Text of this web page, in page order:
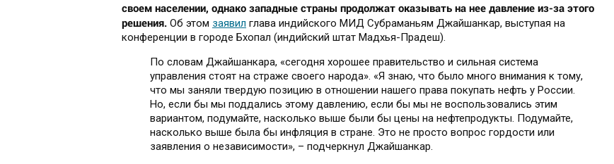
своем населении, однако западные страны продолжат оказывать на нее давление из-за этого
решения. Об этом заявил глава индийского МИД Субраманьям Джайшанкар, выступая на
конференции в городе Бхопал (индийский штат Мадхья-Прадеш).
По словам Джайшанкара, «сегодня хорошее правительство и сильная система
управления стоят на страже своего народа». «Я знаю, что было много внимания к тому,
что мы заняли твердую позицию в отношении нашего права покупать нефть у России.
Но, если бы мы поддались этому давлению, если бы мы не воспользовались этим
вариантом, подумайте, насколько выше были бы цены на нефтепродукты. Подумайте,
насколько выше была бы инфляция в стране. Это не просто вопрос гордости или
заявления о независимости», – подчеркнул Джайшанкар.